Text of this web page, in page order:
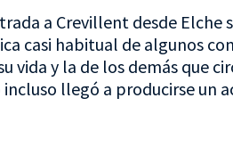
a Crevillent desde
casi habitual de algunos
vida y la de los demás que
incluso llegó a producirse un